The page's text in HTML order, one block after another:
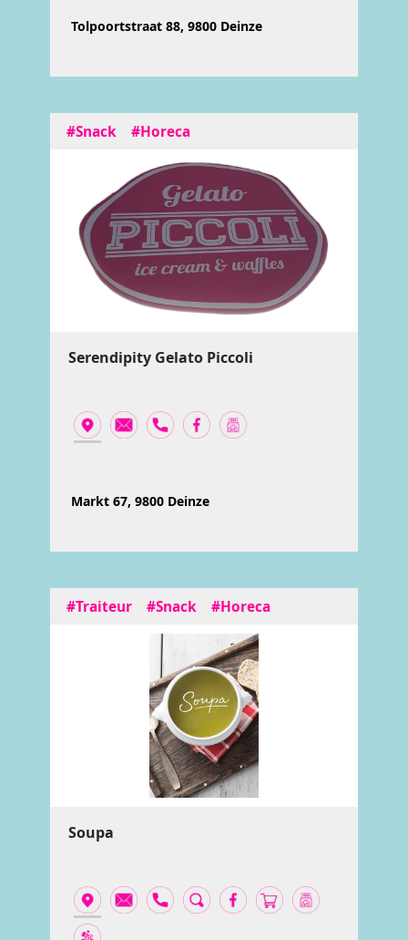
Tolpoortstraat 88, 9800 Deinze
#Snack #Horeca
Serendipity Gelato Piccoli
Markt 67, 9800 Deinze
#Traiteur #Snack #Horeca
Soupa